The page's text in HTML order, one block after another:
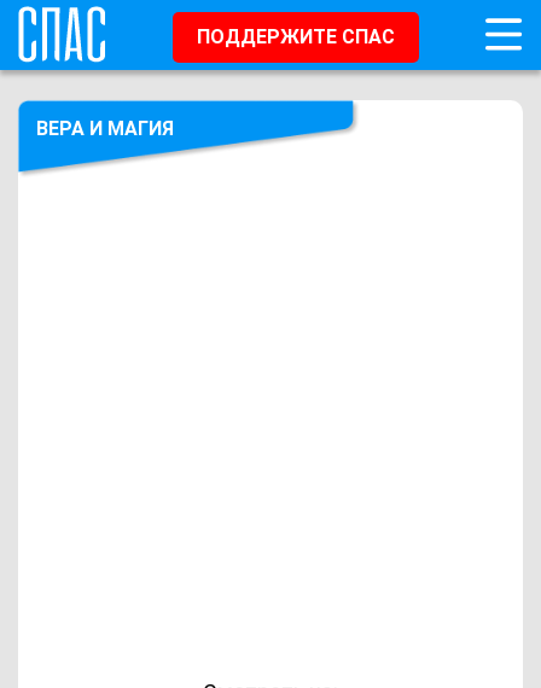
ПОДДЕРЖИТЕ СПАС
ВЕРА И МАГИЯ